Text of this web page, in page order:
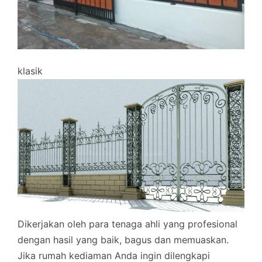
klasik
Dikerjakan oleh para tenaga ahli yang profesional
dengan hasil yang baik, bagus dan memuaskan.
Jika rumah kediaman Anda ingin dilengkapi